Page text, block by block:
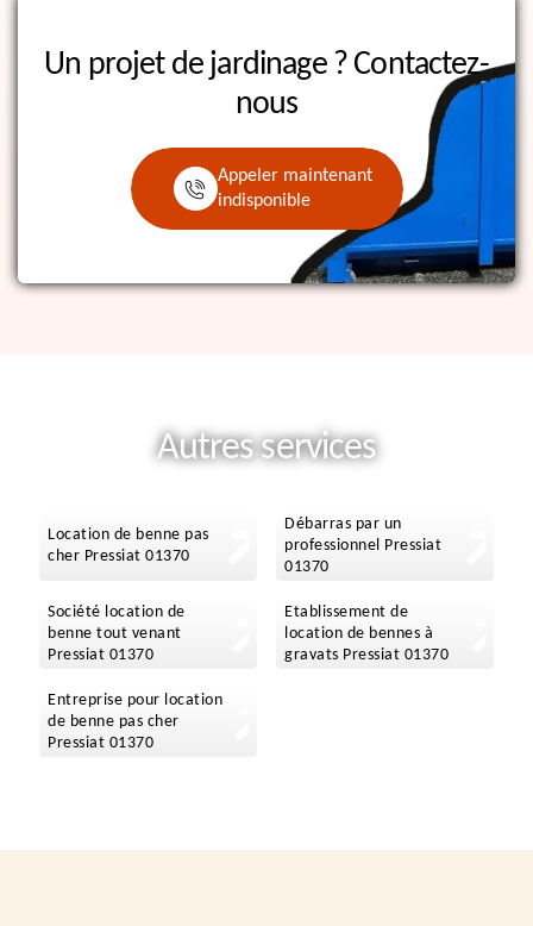
Un projet de jardinage ? Contactez-
nous
Appeler maintenant
indisponible
Autres services
Location de benne pas
cher Pressiat 01370
Débarras par un
professionnel Pressiat
01370
Société location de
benne tout venant
Pressiat 01370
Etablissement de
location de bennes à
gravats Pressiat 01370
Entreprise pour location
de benne pas cher
Pressiat 01370